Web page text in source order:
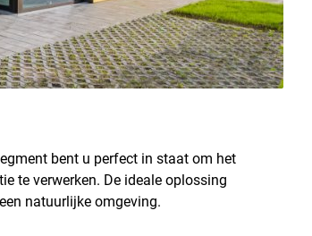
bent u perfect in staat om het
te verwerken. De ideale oplossing
natuurlijke omgeving.